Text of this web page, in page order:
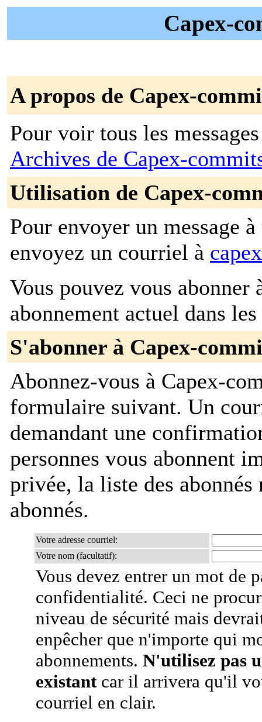
Capex-
A propos de Capex-
Pour voir tous les
Archives de Capex-
Utilisation de Capex-
Pour envoyer un message
envoyez un courriel à
Vous pouvez vous
abonnement actuel dans
S'abonner à Capex-
Abonnez-vous à Capex-
formulaire suivant. Un
demandant une
personnes vous abonnent
privée, la liste des
abonnés.
Votre adresse courriel:
Votre nom (facultatif):
Vous devez entrer un mot de
confidentialité. Ceci ne
niveau de sécurité mais
enpêcher que n'importe qui
abonnements. N'utilisez pas
existantcar il arrivera qu'il
courriel en clair.